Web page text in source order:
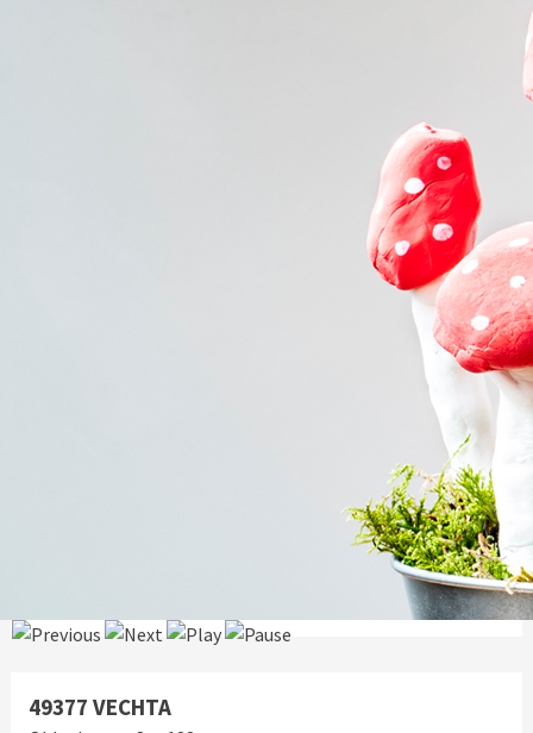
Der Versand per Einwurf-Einschreiben erfolgt von Mo – Fr
am Folgetag der Bestellung. Bitte beachte die Laufzeit der
(Verwaltung, Logistik, Gärtnerei) Ahlhorner Str. 25-29
49377 VECHTA